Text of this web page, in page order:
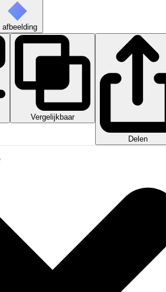
afbeelding
Vergelijkbaar
Delen